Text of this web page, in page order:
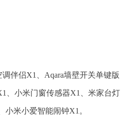
调伴侣X1、Aqara墙壁开关单键版
、小米门窗传感器X1、米家台灯
小米小爱智能闹钟X1。